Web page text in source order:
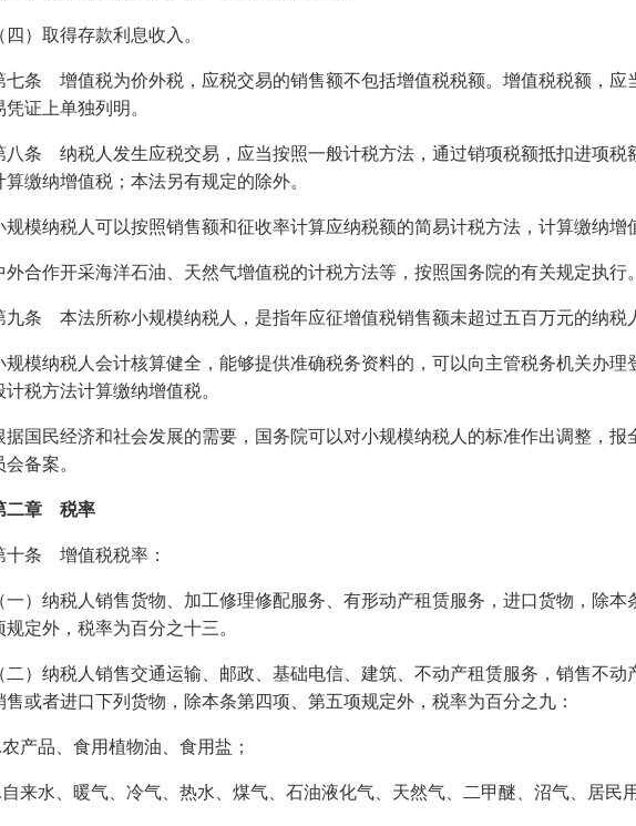
四）取得存款利息收入。
七条 增值税为价外税，应税交易的销售额不包括增值税税额。增值税税额，应
证上单独列明。
八条 纳税人发生应税交易，应当按照一般计税方法，通过销项税额抵扣进项税
算缴纳增值税；本法另有规定的除外。
规模纳税人可以按照销售额和征收率计算应纳税额的简易计税方法，计算缴纳增
外合作开采海洋石油、天然气增值税的计税方法等，按照国务院的有关规定执行。
九条 本法所称小规模纳税人，是指年应征增值税销售额未超过五百万元的纳税
规模纳税人会计核算健全，能够提供准确税务资料的，可以向主管税务机关办理
计税方法计算缴纳增值税。
据国民经济和社会发展的需要，国务院可以对小规模纳税人的标准作出调整，报
备案。
二章 税率
十条 增值税税率：
一）纳税人销售货物、加工修理修配服务、有形动产租赁服务，进口货物，除本
规定外，税率为百分之十三。
二）纳税人销售交通运输、邮政、基础电信、建筑、不动产租赁服务，销售不动
售或者进口下列货物，除本条第四项、第五项规定外，税率为百分之九：
产品、食用植物油、食用盐；
来水、暖气、冷气、热水、煤气、石油液化气、天然气、二甲醚、沼气、居民